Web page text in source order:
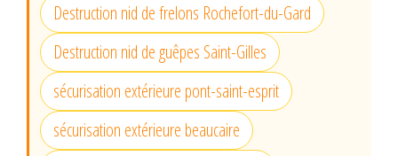
Destruction nid de frelons Rochefort-du-Gard
Destruction nid de guêpes Saint-Gilles
sécurisation extérieure pont-saint-esprit
sécurisation extérieure beaucaire